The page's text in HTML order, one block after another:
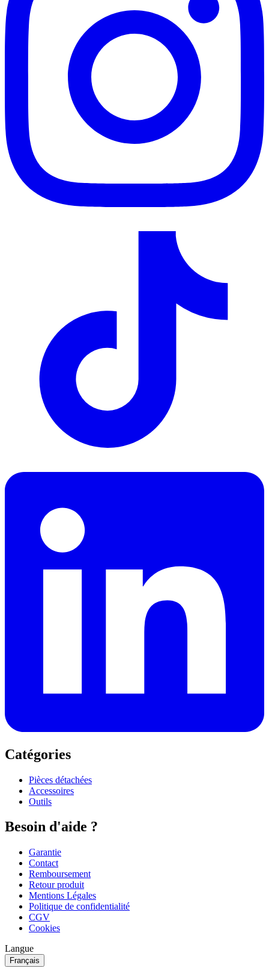
Catégories
Pièces détachées
Accessoires
Outils
Besoin d'aide ?
Garantie
Contact
Remboursement
Retour produit
Mentions Légales
Politique de confidentialité
CGV
Cookies
Langue
Français